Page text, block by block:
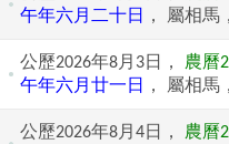
午年六月二十日
， 屬相馬
公歷2026年8月3日， 農曆
午年六月廿一日
， 屬相馬
公歷2026年8月4日， 農曆